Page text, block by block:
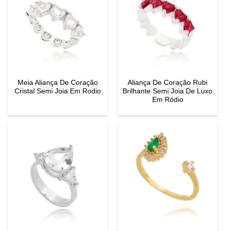
Meia Aliança De Coração
Cristal Semi Joia Em Rodio
Aliança De Coração Rubi
Brilhante Semi Joia De Luxo
Em Ródio